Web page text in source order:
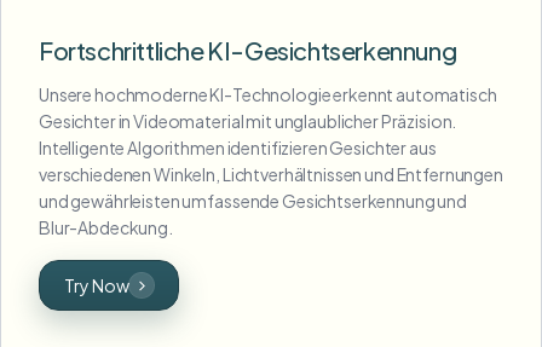
Fortschrittliche KI-Gesichtserkennung
Unsere hochmoderne KI-Technologie erkennt automatisch
Gesichter in Videomaterial mit unglaublicher Präzision.
Intelligente Algorithmen identifizieren Gesichter aus
verschiedenen Winkeln, Lichtverhältnissen und Entfernungen
und gewährleisten umfassende Gesichtserkennung und
Blur-Abdeckung.
Try Now